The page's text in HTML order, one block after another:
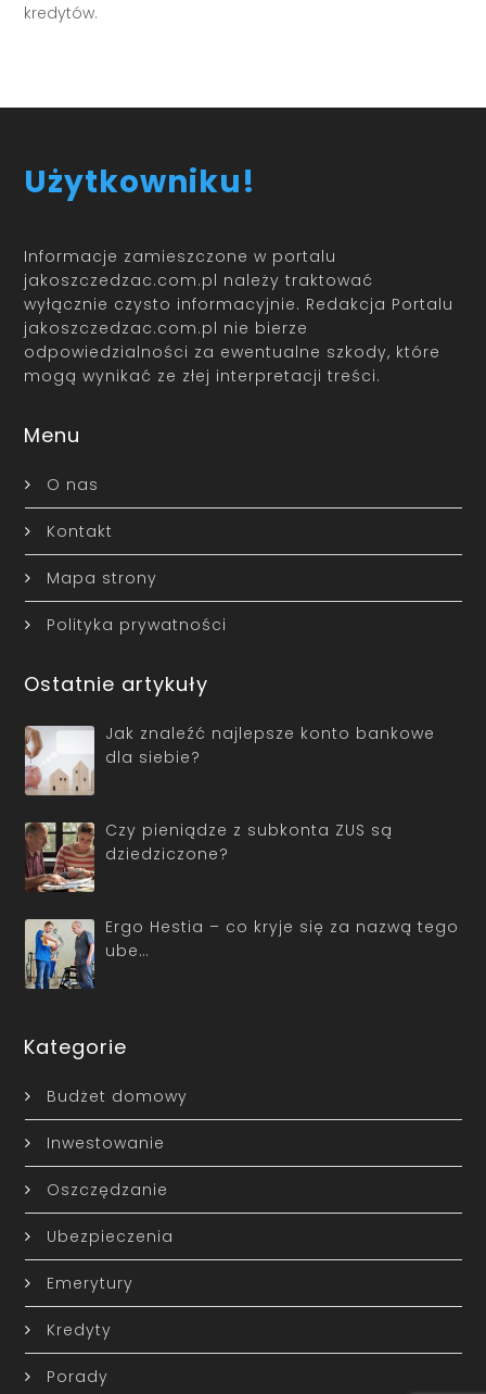
kredytów.
Użytkowniku!
Informacje zamieszczone w portalu
jakoszczedzac.com.pl należy traktować
wyłącznie czysto informacyjnie. Redakcja Portalu
jakoszczedzac.com.pl nie bierze
odpowiedzialności za ewentualne szkody, które
mogą wynikać ze złej interpretacji treści.
Menu
O nas
Kontakt
Mapa strony
Polityka prywatności
Ostatnie artykuły
Jak znaleźć najlepsze konto bankowe
dla siebie?
Czy pieniądze z subkonta ZUS są
dziedziczone?
Ergo Hestia – co kryje się za nazwą tego
ube…
Kategorie
Budżet domowy
Inwestowanie
Oszczędzanie
Ubezpieczenia
Emerytury
Kredyty
Porady